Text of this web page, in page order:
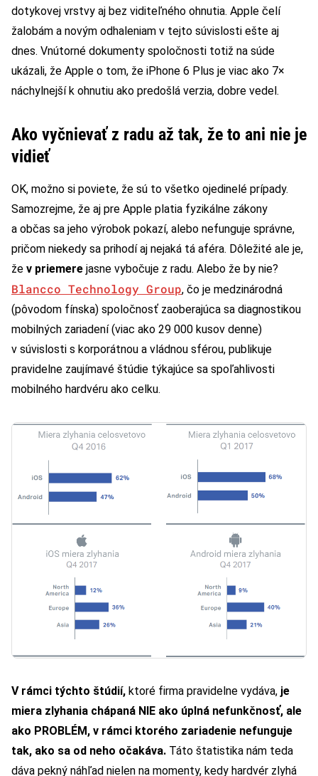
dotykovej vrstvy aj bez viditeľného ohnutia. Apple čelí
žalobám a novým odhaleniam v tejto súvislosti ešte aj
dnes. Vnútorné dokumenty spoločnosti totiž na súde
ukázali, že Apple o tom, že iPhone 6 Plus je viac ako 7×
náchylnejší k ohnutiu ako predošlá verzia, dobre vedel.
Ako vyčnievať z radu až tak, že to ani nie je
vidieť
OK, možno si poviete, že sú to všetko ojedinelé prípady.
Samozrejme, že aj pre Apple platia fyzikálne zákony
a občas sa jeho výrobok pokazí, alebo nefunguje správne,
pričom niekedy sa prihodí aj nejaká tá aféra. Dôležité ale je,
že v priemere jasne vybočuje z radu. Alebo že by nie?
Blancco Technology Group, čo je medzinárodná
(pôvodom fínska) spoločnosť zaoberajúca sa diagnostikou
mobilných zariadení (viac ako 29 000 kusov denne)
v súvislosti s korporátnou a vládnou sférou, publikuje
pravidelne zaujímavé štúdie týkajúce sa spoľahlivosti
mobilného hardvéru ako celku.
V rámci týchto štúdií, ktoré firma pravidelne vydáva, je
miera zlyhania chápaná NIE ako úplná nefunkčnosť, ale
ako PROBLÉM, v rámci ktorého zariadenie nefunguje
tak, ako sa od neho očakáva. Táto štatistika nám teda
dáva pekný náhľad nielen na momenty, kedy hardvér zlyhá